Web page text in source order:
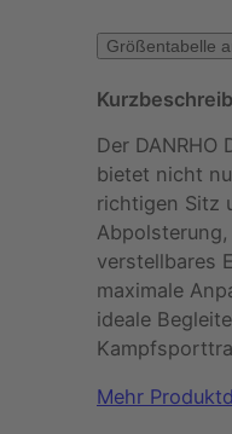
Größentabelle
Der DANRHO
bietet nicht
richtigen Sitz
verstellbares
maximale
ideale
Mehr